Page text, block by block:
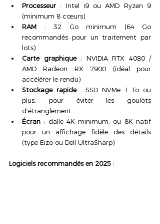
Processeur : Intel i9 ou AMD Ryzen 9
(minimum 8 cœurs)
RAM : 32 Go minimum (64 Go
recommandés pour un traitement par
lots)
Carte graphique : NVIDIA RTX 4080 /
AMD Radeon RX 7900 (idéal pour
accélérer le rendu)
Stockage rapide : SSD NVMe 1 To ou
plus, pour éviter les goulots
d’étranglement
Écran : dalle 4K minimum, ou 8K natif
pour un affichage fidèle des détails
(type Eizo ou Dell UltraSharp)
Logiciels recommandés en 2025 :